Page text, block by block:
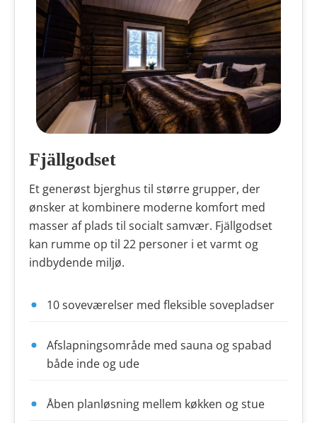
Fjällgodset
Et generøst bjerghus til større grupper, der
ønsker at kombinere moderne komfort med
masser af plads til socialt samvær. Fjällgodset
kan rumme op til 22 personer i et varmt og
indbydende miljø.
10 soveværelser med fleksible sovepladser
Afslapningsområde med sauna og spabad
både inde og ude
Åben planløsning mellem køkken og stue